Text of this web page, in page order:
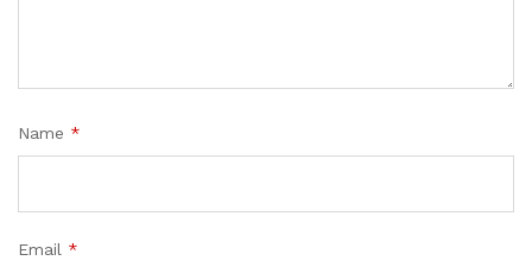
Name *
Email *